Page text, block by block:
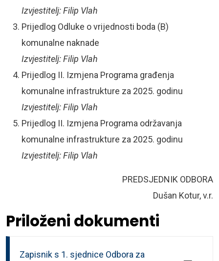
Izvjestitelj: Filip Vlah
Prijedlog Odluke o vrijednosti boda (B)
komunalne naknade
Izvjestitelj: Filip Vlah
Prijedlog II. Izmjena Programa građenja
komunalne infrastrukture za 2025. godinu
Izvjestitelj: Filip Vlah
Prijedlog II. Izmjena Programa održavanja
komunalne infrastrukture za 2025. godinu
Izvjestitelj: Filip Vlah
PREDSJEDNIK ODBORA
Dušan Kotur, v.r.
Priloženi dokumenti
Zapisnik s 1. sjednice Odbora za